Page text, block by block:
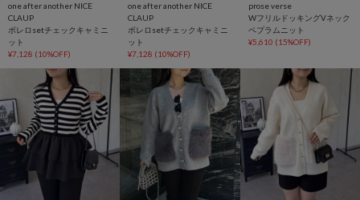
one after another NICE
CLAUP
ボレロsetチェックキャミニ
ット
¥7,128 (10%OFF)
one after another NICE
CLAUP
ボレロsetチェックキャミニ
ット
¥7,128 (10%OFF)
prose verse
WフリルドッキングVネック
ペプラムニット
¥5,610 (15%OFF)